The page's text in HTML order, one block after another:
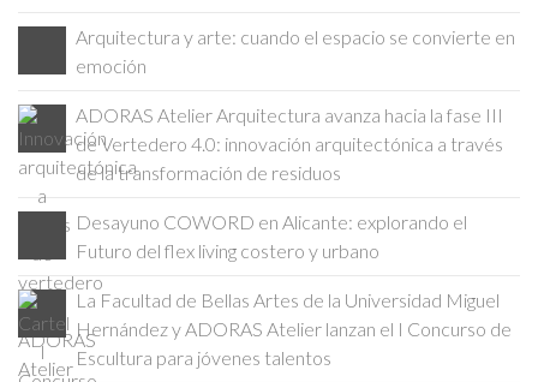
Arquitectura y arte: cuando el espacio se convierte en
emoción
ADORAS Atelier Arquitectura avanza hacia la fase III
de Vertedero 4.0: innovación arquitectónica a través
de la transformación de residuos
Desayuno COWORD en Alicante: explorando el
Futuro del flex living costero y urbano
La Facultad de Bellas Artes de la Universidad Miguel
Hernández y ADORAS Atelier lanzan el I Concurso de
Escultura para jóvenes talentos